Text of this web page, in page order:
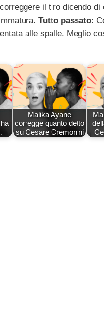
il tiro dicendo di
Tutto passato:
alle spalle. Meglio
Malika Ayane
corregge quanto detto
su Cesare Cremonini